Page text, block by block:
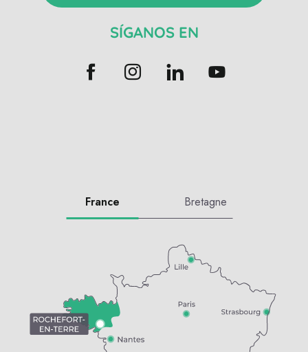
SÍGANOS EN
France Bretagne